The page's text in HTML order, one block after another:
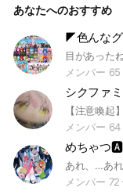
ちゃって😽 じゃ、中で待ってるからなー👋管理はお前と話せ
あなたへのおすすめ
◤ 色んな
メンバー 65
シクファ
メンバー 64
めちゃつ
メンバー 72